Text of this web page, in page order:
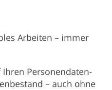
Arbeiten – immer
Personendaten-
– auch ohne